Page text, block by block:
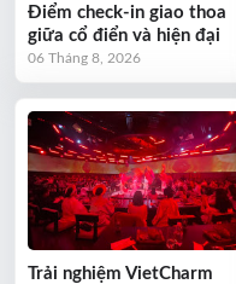
Điểm check-in giao thoa
giữa cổ điển và hiện đại
06 Tháng 8, 2026
Trải nghiệm VietCharm